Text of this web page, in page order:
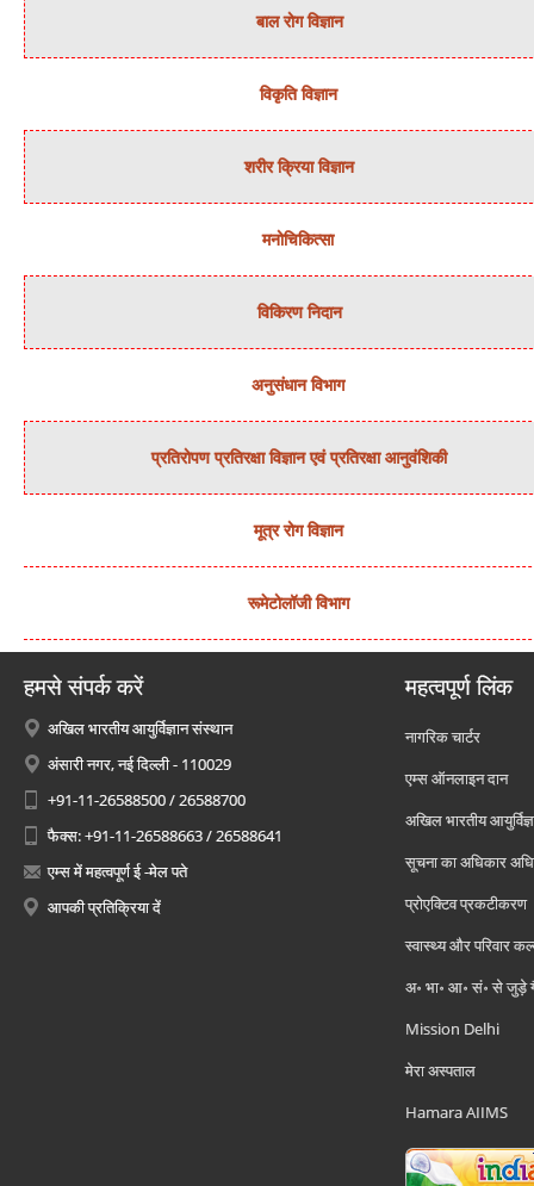
बाल रोग विज्ञान
विकृति विज्ञान
शरीर क्रिया विज्ञान
मनोचिकित्‍सा
विकिरण निदान
अनुसंधान विभाग
प्रतिरोपण प्रतिरक्षा विज्ञान एवं प्रतिरक्षा आनुवंशिकी
मूत्र रोग विज्ञान
रूमेटोलॉजी विभाग
हमसे संपर्क करें
अखिल भारतीय आयुर्विज्ञान संस्थान
अंसारी नगर, नई दिल्ली - 110029
+91-11-26588500 / 26588700
फैक्स: +91-11-26588663 / 26588641
एम्स में महत्वपूर्ण ई -मेल पते
आपकी प्रतिक्रिया दें
महत्वपूर्ण लिंक
नागरिक चार्टर
एम्स ऑनलाइन दान
अखिल भारतीय
सूचना का अधिकार
प्रोएक्टिव प्रकटीकरण
स्वास्थ्य और परिवार
अ॰ भा॰ आ॰ सं॰ से जुड़े
Mission Delhi
मेरा अस्पताल
Hamara AIIMS